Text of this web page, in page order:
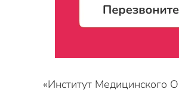
«Институт Медицинского